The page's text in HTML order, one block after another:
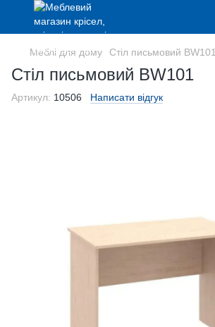
Меблі для дому Стіл письмовий BW101
Стіл письмовий BW101
Артикул: 10506 Написати відгук